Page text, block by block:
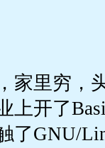
里穷，头
上开了
了GNU/